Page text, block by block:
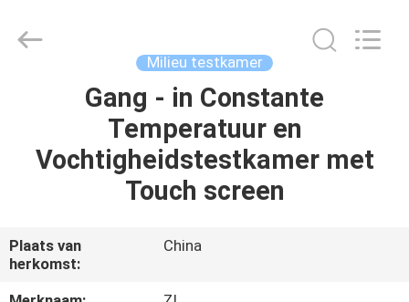
PRODUCTEN
ONGEVEER
Technology
Milieu testkamer
Gang - in Constante
Temperatuur en
Vochtigheidstestkamer met
Touch screen
Plaats van
herkomst:
China